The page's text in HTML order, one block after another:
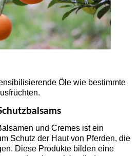
Öle wie bestimmte
und Cremes ist ein
Schutz der Haut von Pferden, die
Diese Produkte bilden eine